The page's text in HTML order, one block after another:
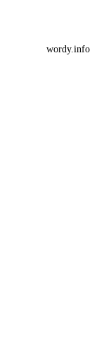
wordy.info